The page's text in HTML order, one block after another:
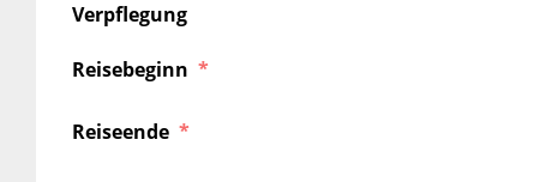
Verpflegung
Reisebeginn
Reiseende